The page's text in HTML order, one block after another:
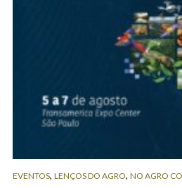
EVENTOS, LENÇOS DO AGRO, NO AGRO